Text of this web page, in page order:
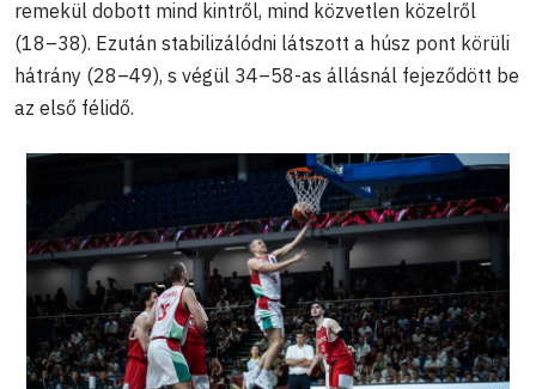
remekül dobott mind kintről, mind közvetlen közelről
(18–38). Ezután stabilizálódni látszott a húsz pont körüli
hátrány (28–49), s végül 34–58-as állásnál fejeződött be
az első félidő.